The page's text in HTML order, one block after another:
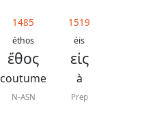
1485
éthos
ἔθος
coutume
N-ASN
1519
éis
εἰς
à
Prep